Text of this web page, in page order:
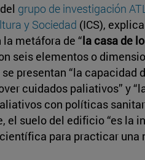
grupo de investigación
y Sociedad (ICS),
metáfora de “la casa de
seis elementos o
presentan “la capacidad
cuidados paliativos” y
con políticas
el suelo del edificio “es la
para practicar una